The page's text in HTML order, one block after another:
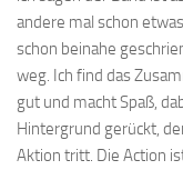
andere mal schon
schon beinahe
weg. Ich find das
gut und macht Spaß,
Hintergrund gerückt,
Aktion tritt. Die Action